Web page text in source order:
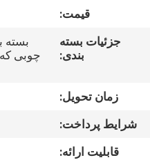
بگیرید
اخبار
قیمت:
جزئیات بسته
بندی:
بسته
چوبی
زمان تحویل:
شرایط پرداخت:
قابلیت ارائه: